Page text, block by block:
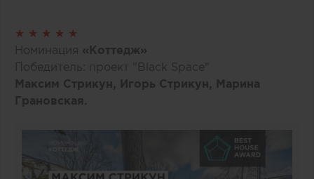
★ ★ ★ ★ ★
Номинация «Коттедж»
Победитель: проект "Black Space"
Максим Стрикун, Игорь Стрикун, Марина
Грановская.